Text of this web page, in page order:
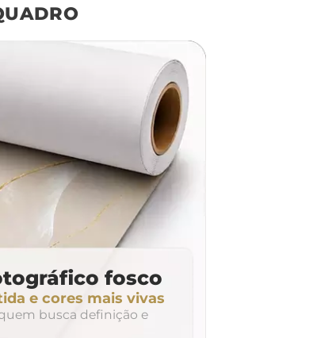
dúvidas? Fale com nossa
equipe de atendimento!
fosco
e cores mais vivas
busca definição e